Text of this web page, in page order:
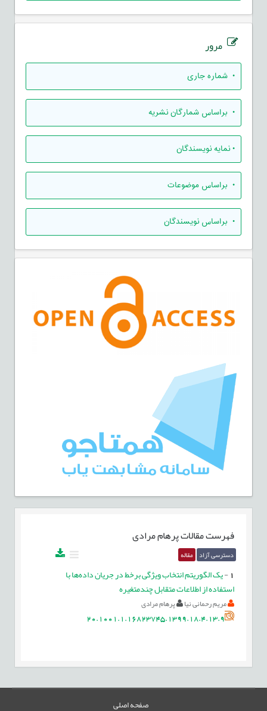
مرور
• شماره جاری
• براساس شمارگان نشریه
•نمایه نویسندگان
• براساس موضوعات
• براساس نویسندگان
فهرست مقالاتپرهام مرادی
دسترسی آزاد مقاله
-یک الگوریتم انتخاب ویژگی برخط در جریان داده‌ها با
استفاده از اطلاعات متقابل چندمتغیره
مریم رحمانی نیا پرهام مرادی
20.1001.1.16823745.1399.18.4.13.9
صفحه اصلی